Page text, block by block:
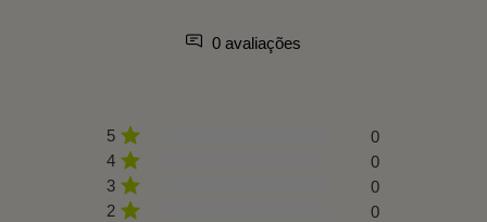
0 avaliações
5
0
4
0
3
0
2
0